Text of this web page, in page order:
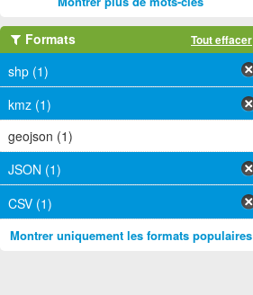
Formats Tout effacer
shp (1)
kmz (1)
geojson (1)
JSON (1)
CSV (1)
Montrer uniquement les formats populaires